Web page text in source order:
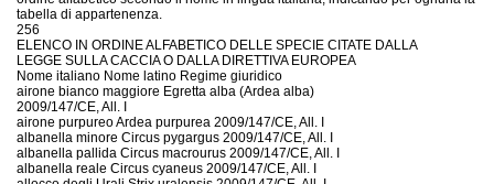
tabella di appartenenza.
256
ELENCO IN ORDINE ALFABETICO DELLE SPECIE CITATE DALLA
LEGGE SULLA CACCIA O DALLA DIRETTIVA EUROPEA
Nome italiano Nome latino Regime giuridico
airone bianco maggiore Egretta alba (Ardea alba)
2009/147/CE, All. I
airone purpureo Ardea purpurea 2009/147/CE, All. I
albanella minore Circus pygargus 2009/147/CE, All. I
albanella pallida Circus macrourus 2009/147/CE, All. I
albanella reale Circus cyaneus 2009/147/CE, All. I